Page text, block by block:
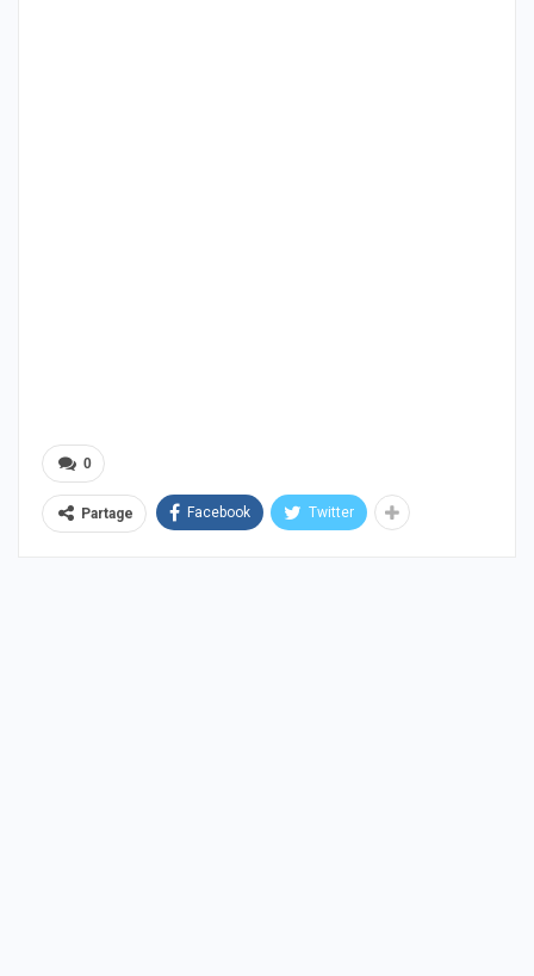
0
Partage Facebook Twitter